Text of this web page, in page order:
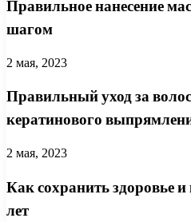
Правильное нанесение
шагом
2 мая, 2023
Правильный уход за
кератинового
2 мая, 2023
Как сохранить здоровье
лет